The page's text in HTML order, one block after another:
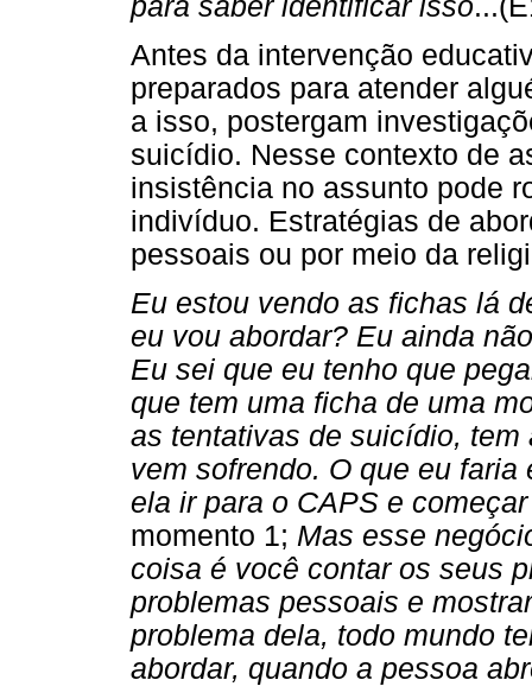
Antes da intervenção
preparados para atender
a isso, postergam
suicídio. Nesse contexto de
insistência no assunto pode
indivíduo. Estratégias de
pessoais ou por meio da
Eu estou vendo as fichas lá
eu vou abordar? Eu ainda
Eu sei que eu tenho que
que tem uma ficha de uma
as tentativas de suicídio,
vem sofrendo. O que eu
ela ir para o CAPS e
momento 1; Mas esse
coisa é você contar os seus
problemas pessoais e
problema dela, todo mundo
abordar, quando a pessoa